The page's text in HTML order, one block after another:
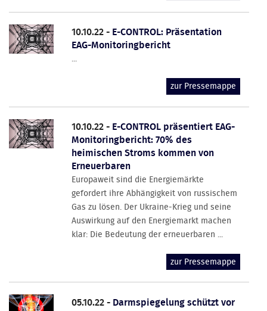
10.10.22 - E-CONTROL: Präsentation
EAG-Monitoringbericht
...
zur Pressemappe
10.10.22 - E-CONTROL präsentiert EAG-
Monitoringbericht: 70% des
heimischen Stroms kommen von
Erneuerbaren
Europaweit sind die Energiemärkte
gefordert ihre Abhängigkeit von russischem
Gas zu lösen. Der Ukraine-Krieg und seine
Auswirkung auf den Energiemarkt machen
klar: Die Bedeutung der erneuerbaren ...
zur Pressemappe
05.10.22 - Darmspiegelung schützt vor